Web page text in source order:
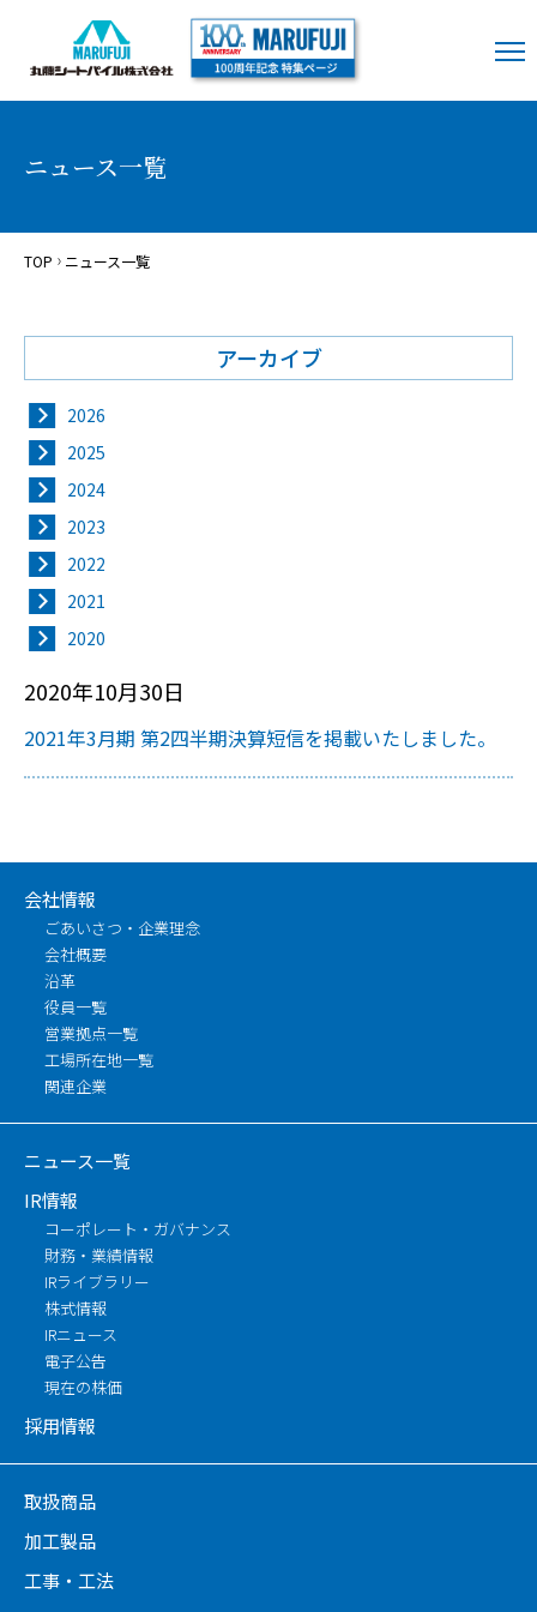
ニュース一覧
TOP ニュース一覧
アーカイブ
2026
2025
2024
2023
2022
2021
2020
2020年10月30日
2021年3月期 第2四半期決算短信を掲載いたしました。
会社情報
ごあいさつ・企業理念
会社概要
沿革
役員一覧
営業拠点一覧
工場所在地一覧
関連企業
ニュース一覧
IR情報
コーポレート・ガバナンス
財務・業績情報
IRライブラリー
株式情報
IRニュース
電子公告
現在の株価
採用情報
取扱商品
加工製品
工事・工法